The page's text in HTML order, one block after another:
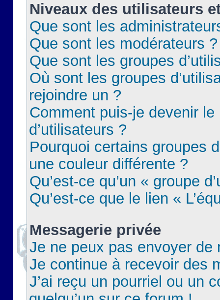
Niveaux des utilisateurs
Que sont les
Que sont les modérateurs ?
Que sont les groupes
Où sont les groupes
rejoindre un ?
Comment puis-je devenir le
d’utilisateurs ?
Pourquoi certains groupes
une couleur différente ?
Qu’est-ce qu’un « groupe
Qu’est-ce que le lien «
Messagerie privée
Je ne peux pas envoyer de
Je continue à recevoir des
J’ai reçu un pourriel ou un